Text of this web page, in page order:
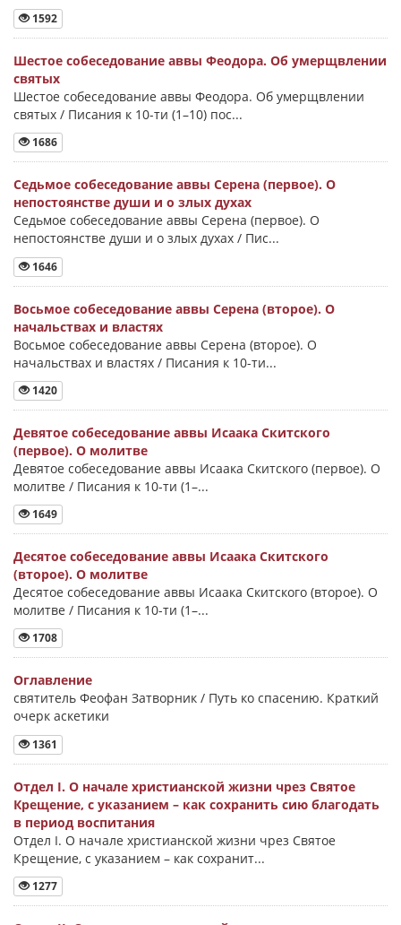
1592
Шестое собеседование аввы Феодора. Об умерщвлении
святых
Шестое собеседование аввы Феодора. Об умерщвлении
святых / Писания к 10-ти (1–10) пос...
1686
Седьмое собеседование аввы Серена (первое). О
непостоянстве души и о злых духах
Седьмое собеседование аввы Серена (первое). О
непостоянстве души и о злых духах / Пис...
1646
Восьмое собеседование аввы Серена (второе). О
начальствах и властях
Восьмое собеседование аввы Серена (второе). О
начальствах и властях / Писания к 10-ти...
1420
Девятое собеседование аввы Исаака Скитского
(первое). О молитве
Девятое собеседование аввы Исаака Скитского (первое). О
молитве / Писания к 10-ти (1–...
1649
Десятое собеседование аввы Исаака Скитского
(второе). О молитве
Десятое собеседование аввы Исаака Скитского (второе). О
молитве / Писания к 10-ти (1–...
1708
Оглавление
святитель Феофан Затворник / Путь ко спасению. Краткий
очерк аскетики
1361
Отдел I. О начале христианской жизни чрез Святое
Крещение, с указанием – как сохранить сию благодать
в период воспитания
Отдел I. О начале христианской жизни чрез Святое
Крещение, с указанием – как сохранит...
1277